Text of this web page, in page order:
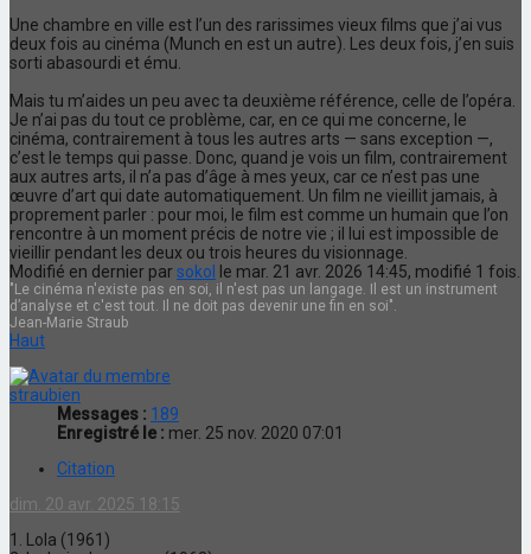
Une chambre en ville est l’un des rarissimes vieux films que j’ai vus
deux fois au cinéma (Munch en est un autre). Les deux fois, j’en suis
sorti abasourdi et ému.
Mais tu m’aides un peu avec ta deuxième référence, celle de l’opéra.
Je n’ai pas du tout ce problème, car, en ce qui me concerne, le
cinéma, contrairement à tous les autres arts — sans exception —,
c’est le temps qui passe. Donc, quand je vois un film, contrairement
aux autres arts, il n’a pas d’âge à mes yeux, car ce n’est pas une
œuvre d’art qui date automatiquement. Un film ne vieillit jamais, à
proprement parler : pour moi, le film est comme un humain que l’on
rencontre à un moment précis de notre vie ; il lui est impossible de
vieillir pendant les deux ou trois heures du visionnage.
Modifié en dernier parsokol le mar. 21 avr. 2026 14:45, modifié 1 fois.
"Le cinéma n'existe pas en soi, il n'est pas un langage. Il est un instrument
d’analyse et c'est tout. Il ne doit pas devenir une fin en soi".
Jean-Marie Straub
Haut
straubien
Messages : 189
Enregistré le : mer. 25 nov. 2020 07:01
Citation
dim. 20 avr. 2025 18:15
1. Lola (1961)